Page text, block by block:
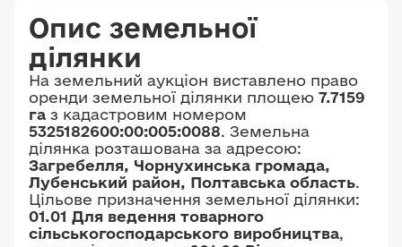
Опис земельної
ділянки
На земельний аукціон виставлено право
оренди земельної ділянки площею 7.7159
га з кадастровим номером
5325182600:00:005:0088. Земельна
ділянка розташована за адресою:
Загребелля, Чорнухинська громада,
Лубенський район, Полтавська область.
Цільове призначення земельної ділянки:
01.01 Для ведення товарного
сільськогосподарського виробництва,